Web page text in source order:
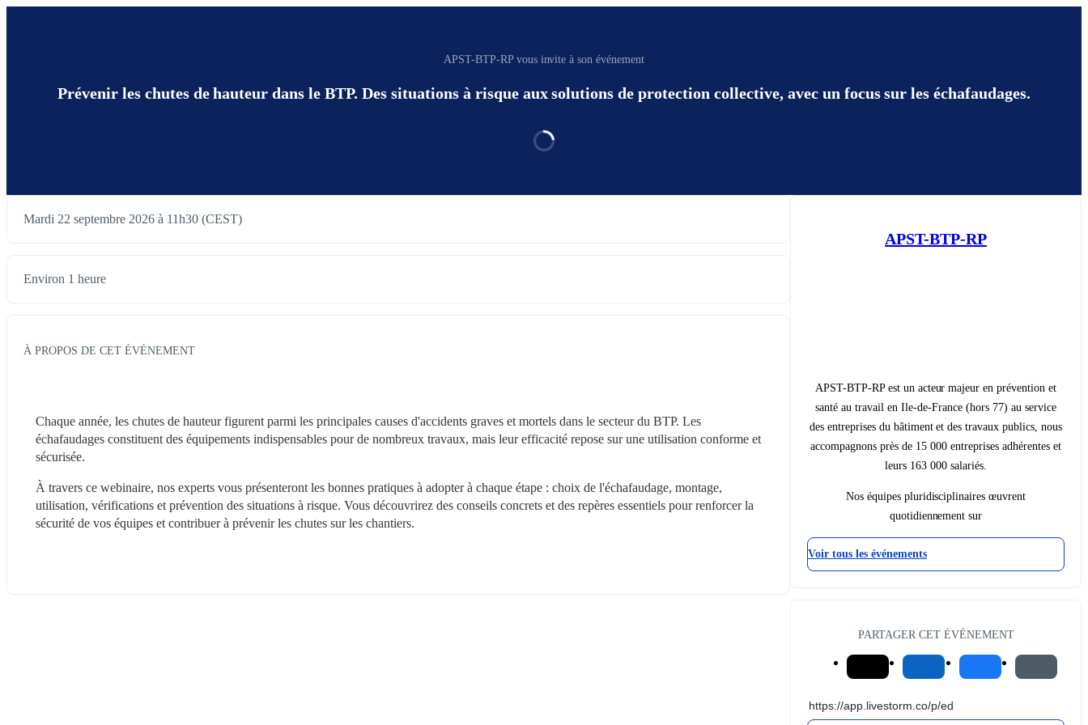
APST-BTP-RP vous invite à son événement
Prévenir les chutes de hauteur dans le BTP. Des situations à risque aux solutions de protection collective, avec un focus sur les échafaudages.
Mardi 22 septembre 2026 à 11h30 (CEST)
Environ 1 heure
À PROPOS DE CET ÉVÉNEMENT
Chaque année, les chutes de hauteur figurent parmi les principales causes d'accidents graves et mortels dans le secteur du BTP. Les
échafaudages constituent des équipements indispensables pour de nombreux travaux, mais leur efficacité repose sur une utilisation conforme et
sécurisée.
À travers ce webinaire, nos experts vous présenteront les bonnes pratiques à adopter à chaque étape : choix de l'échafaudage, montage,
utilisation, vérifications et prévention des situations à risque. Vous découvrirez des conseils concrets et des repères essentiels pour renforcer la
sécurité de vos équipes et contribuer à prévenir les chutes sur les chantiers.
APST-BTP-RP
APST-BTP-RP est un acteur majeur en prévention et
santé au travail en Ile-de-France (hors 77) au service
des entreprises du bâtiment et des travaux publics, nous
accompagnons près de 15 000 entreprises adhérentes et
leurs 163 000 salariés.
Nos équipes pluridisciplinaires œuvrent
quotidiennement sur
Voir tous les événements
PARTAGER CET ÉVÉNEMENT